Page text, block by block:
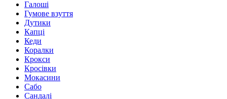
Галоші
Гумове взуття
Дутики
Капці
Кеди
Коралки
Крокси
Кросівки
Мокасини
Сабо
Сандалі